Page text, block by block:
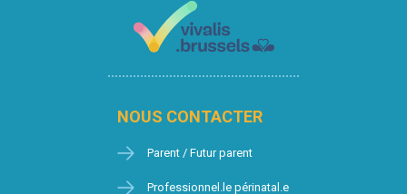
NOUS CONTACTER
Parent / Futur parent
Professionnel.le périnatal.e